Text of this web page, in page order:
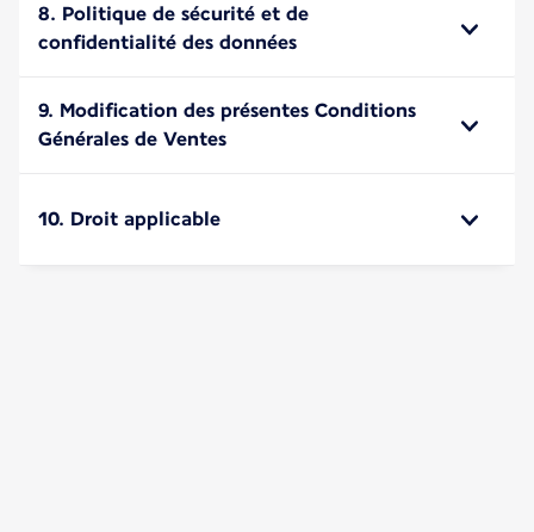
8. Politique de sécurité et de
confidentialité des données
9. Modification des présentes Conditions
Générales de Ventes
10. Droit applicable